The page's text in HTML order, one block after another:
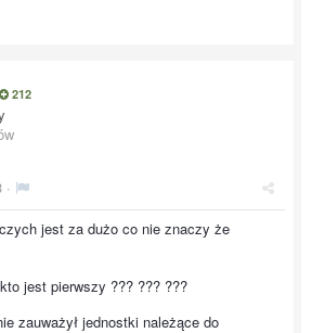
212
·
jest za dużo co nie znaczy że
jest pierwszy ??? ??? ???
zauważył jednostki należące do